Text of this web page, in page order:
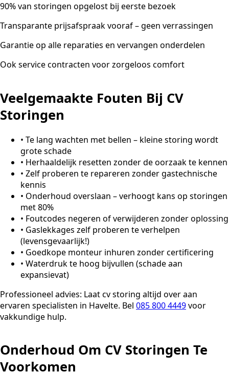
90% van storingen opgelost bij eerste bezoek
Transparante prijsafspraak vooraf – geen verrassingen
Garantie op alle reparaties en vervangen onderdelen
Ook service contracten voor zorgeloos comfort
Veelgemaakte Fouten Bij CV
Storingen
• Te lang wachten met bellen – kleine storing wordt
grote schade
• Herhaaldelijk resetten zonder de oorzaak te kennen
• Zelf proberen te repareren zonder gastechnische
kennis
• Onderhoud overslaan – verhoogt kans op storingen
met 80%
• Foutcodes negeren of verwijderen zonder oplossing
• Gaslekkages zelf proberen te verhelpen
(levensgevaarlijk!)
• Goedkope monteur inhuren zonder certificering
• Waterdruk te hoog bijvullen (schade aan
expansievat)
Professioneel advies: Laat cv storing altijd over aan
ervaren specialisten in Havelte. Bel 085 800 4449voor
vakkundige hulp.
Onderhoud Om CV Storingen Te
Voorkomen